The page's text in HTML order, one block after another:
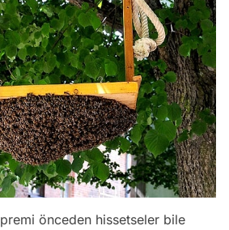
önceden hissetseler bile